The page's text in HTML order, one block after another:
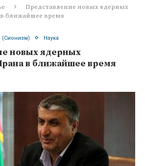
Представление новых ядерных
ближайшее время
(Сионизм) Наука
новых ядерных
в ближайшее время